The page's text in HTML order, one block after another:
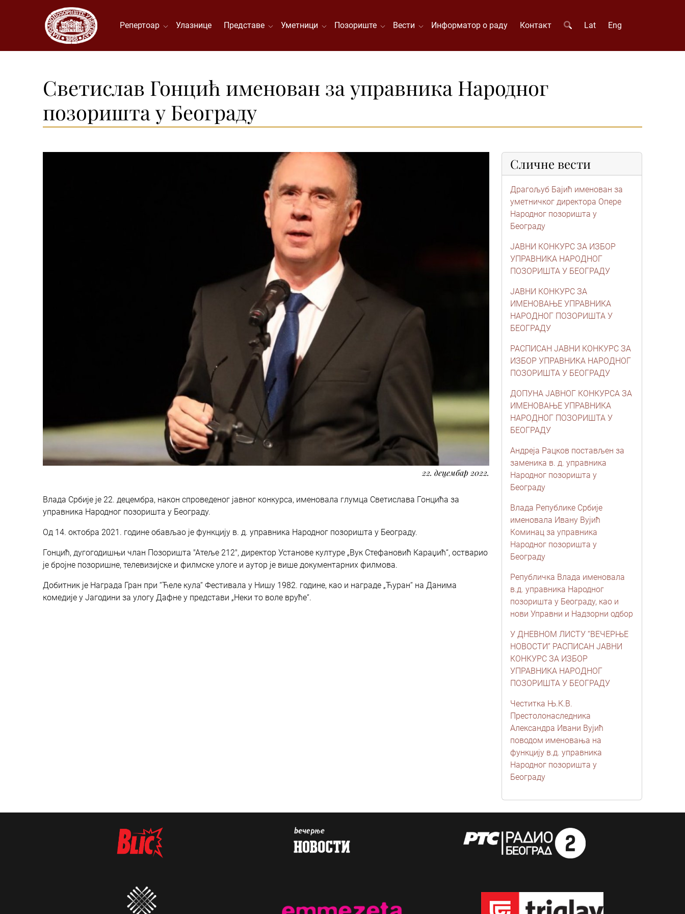
Репертоар Улазнице Представе Уметници Позориште Вести Информатор о раду Контакт Lat Eng
Светислав Гонцић именован за управника Народног
позоришта у Београду
22. децембар 2022.
Влада Србије је 22. децембра, након спроведеног јавног конкурса, именовала глумца Светислава Гонцића за
управника Народног позоришта у Београду.
Oд 14. октобра 2021. године обављао је функцију в. д. управника Народног позоришта у Београду.
Гонцић, дугогодишњи члан Позоришта "Атеље 212", директор Установе културе „Вук Стефановић Караџић“, остварио
је бројне позоришне, телевизијске и филмске улоге и аутор је више документарних филмова.
Добитник је Награда Гран при “Ћеле кула“ Фестивала у Нишу 1982. године, као и награде „Ћуран“ на Данима
комедије у Јагодини за улогу Дафне у представи „Неки то воле вруће“.
Сличне вести
Драгољуб Бајић именован за
уметничког директора Опере
Народног позоришта у
Београду
ЈАВНИ КОНКУРС ЗА ИЗБОР
УПРАВНИКА НАРОДНОГ
ПОЗОРИШТА У БЕОГРАДУ
ЈАВНИ КОНКУРС ЗА
ИМЕНОВАЊЕ УПРАВНИКА
НАРОДНОГ ПОЗОРИШТА У
БЕОГРАДУ
РАСПИСАН ЈАВНИ КОНКУРС ЗА
ИЗБОР УПРАВНИКА НАРОДНОГ
ПОЗОРИШТА У БЕОГРАДУ
ДОПУНА ЈАВНОГ КОНКУРСА ЗА
ИМЕНОВАЊЕ УПРАВНИКА
НАРОДНОГ ПОЗОРИШТА У
БЕОГРАДУ
Андреја Рацков постављен за
заменика в. д. управника
Народног позоришта у
Београду
Влада Републике Србије
именовала Ивану Вујић
Коминац за управника
Народног позоришта у
Београду
Републичка Влада именовала
в.д. управника Народног
позоришта у Београду, као и
нови Управни и Надзорни одбор
У ДНЕВНОМ ЛИСТУ “ВЕЧЕРЊЕ
НОВОСТИ” РАСПИСАН ЈАВНИ
КОНКУРС ЗА ИЗБОР
УПРАВНИКА НАРОДНОГ
ПОЗОРИШТА У БЕОГРАДУ
Честитка Њ.К.В.
Престолонаследника
Александра Ивани Вујић
поводом именовања на
функцију в.д. управника
Народног позоришта у
Београду